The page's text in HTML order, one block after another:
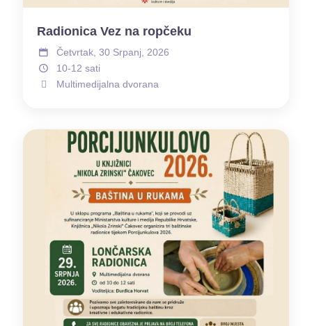
Radionica Vez na ropčeku
Četvrtak, 30 Srpanj, 2026
10-12 sati
Multimedijalna dvorana